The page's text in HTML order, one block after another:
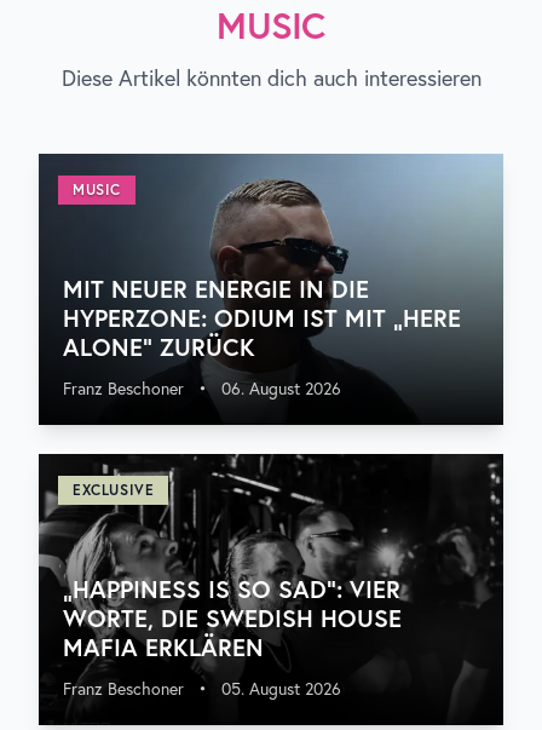
MUSIC
Diese Artikel könnten dich auch interessieren
MUSIC
MIT NEUER ENERGIE IN DIE
HYPERZONE: ODIUM IST MIT „HERE
ALONE“ ZURÜCK
Franz Beschoner • 06. August 2026
EXCLUSIVE
„HAPPINESS IS SO SAD“: VIER
WORTE, DIE SWEDISH HOUSE
MAFIA ERKLÄREN
Franz Beschoner • 05. August 2026